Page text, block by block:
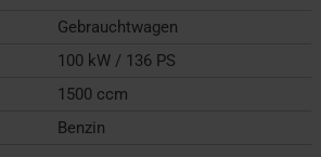
Gebrauchtwagen
100 kW / 136 PS
1500 ccm
Benzin